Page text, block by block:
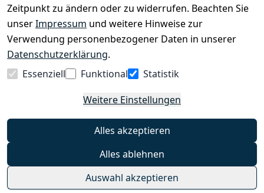
Zeitpunkt zu ändern oder zu widerrufen. Beachten Sie
unserImpressum und weitere Hinweise zur
Verwendung personenbezogener Daten in unserer
Datenschutzerklärung.
Essenziell
Funktional
Statistik
Weitere Einstellungen
Alles akzeptieren
Alles ablehnen
Auswahl akzeptieren
INFORMATIONEN
› Batteriehinweis
› Widerrufsrecht
Impressum